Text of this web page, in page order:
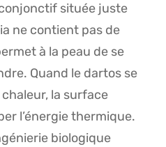
située juste
ne contient pas de
à la peau de se
Quand le dartos se
la surface
l’énergie thermique.
biologique